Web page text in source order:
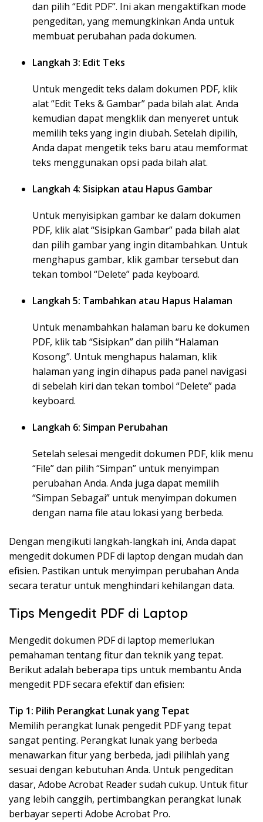
dan pilih “Edit PDF”. Ini akan mengaktifkan mode
pengeditan, yang memungkinkan Anda untuk
membuat perubahan pada dokumen.
Langkah 3: Edit Teks
Untuk mengedit teks dalam dokumen PDF, klik
alat “Edit Teks & Gambar” pada bilah alat. Anda
kemudian dapat mengklik dan menyeret untuk
memilih teks yang ingin diubah. Setelah dipilih,
Anda dapat mengetik teks baru atau memformat
teks menggunakan opsi pada bilah alat.
Langkah 4: Sisipkan atau Hapus Gambar
Untuk menyisipkan gambar ke dalam dokumen
PDF, klik alat “Sisipkan Gambar” pada bilah alat
dan pilih gambar yang ingin ditambahkan. Untuk
menghapus gambar, klik gambar tersebut dan
tekan tombol “Delete” pada keyboard.
Langkah 5: Tambahkan atau Hapus Halaman
Untuk menambahkan halaman baru ke dokumen
PDF, klik tab “Sisipkan” dan pilih “Halaman
Kosong”. Untuk menghapus halaman, klik
halaman yang ingin dihapus pada panel navigasi
di sebelah kiri dan tekan tombol “Delete” pada
keyboard.
Langkah 6: Simpan Perubahan
Setelah selesai mengedit dokumen PDF, klik menu
“File” dan pilih “Simpan” untuk menyimpan
perubahan Anda. Anda juga dapat memilih
“Simpan Sebagai” untuk menyimpan dokumen
dengan nama file atau lokasi yang berbeda.
Dengan mengikuti langkah-langkah ini, Anda dapat
mengedit dokumen PDF di laptop dengan mudah dan
efisien. Pastikan untuk menyimpan perubahan Anda
secara teratur untuk menghindari kehilangan data.
Tips Mengedit PDF di Laptop
Mengedit dokumen PDF di laptop memerlukan
pemahaman tentang fitur dan teknik yang tepat.
Berikut adalah beberapa tips untuk membantu Anda
mengedit PDF secara efektif dan efisien:
Tip 1: Pilih Perangkat Lunak yang Tepat
Memilih perangkat lunak pengedit PDF yang tepat
sangat penting. Perangkat lunak yang berbeda
menawarkan fitur yang berbeda, jadi pilihlah yang
sesuai dengan kebutuhan Anda. Untuk pengeditan
dasar, Adobe Acrobat Reader sudah cukup. Untuk fitur
yang lebih canggih, pertimbangkan perangkat lunak
berbayar seperti Adobe Acrobat Pro.